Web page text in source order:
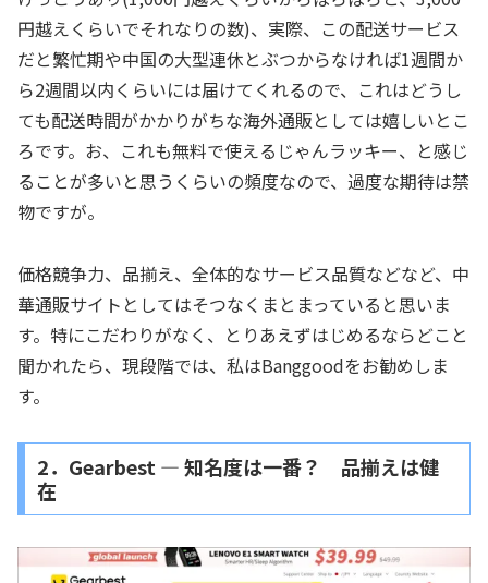
円越えくらいでそれなりの数)、実際、この配送サービス
だと繁忙期や中国の大型連休とぶつからなければ1週間か
ら2週間以内くらいには届けてくれるので、これはどうし
ても配送時間がかかりがちな海外通販としては嬉しいとこ
ろです。お、これも無料で使えるじゃんラッキー、と感じ
ることが多いと思うくらいの頻度なので、過度な期待は禁
物ですが。
価格競争力、品揃え、全体的なサービス品質などなど、中
華通販サイトとしてはそつなくまとまっていると思いま
す。特にこだわりがなく、とりあえずはじめるならどこと
聞かれたら、現段階では、私はBanggoodをお勧めしま
す。
2．Gearbest ― 知名度は一番？ 品揃えは健
在